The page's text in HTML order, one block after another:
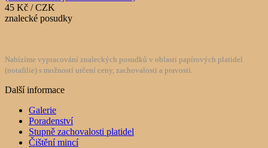
45 Kč / CZK
znalecké posudky
Nabízíme vypracování znaleckých posudků v oblasti papírových platidel
(notafilie) s možností určení ceny, zachovalosti a pravosti.
Další informace
Galerie
Poradenství
Stupně zachovalosti platidel
Čištění mincí